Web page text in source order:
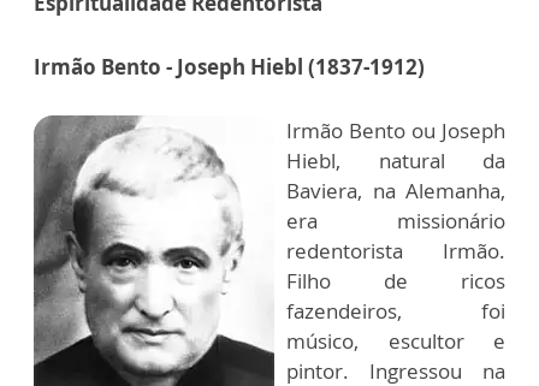
Irmão Bento - Joseph Hiebl (1837-1912)
Irmão Bento ou Joseph
Hiebl, natural da
Baviera, na Alemanha,
era missionário
redentorista Irmão.
Filho de ricos
fazendeiros, foi
músico, escultor e
pintor. Ingressou na